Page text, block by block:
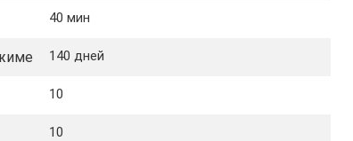
40 мин
140 дней
10
10